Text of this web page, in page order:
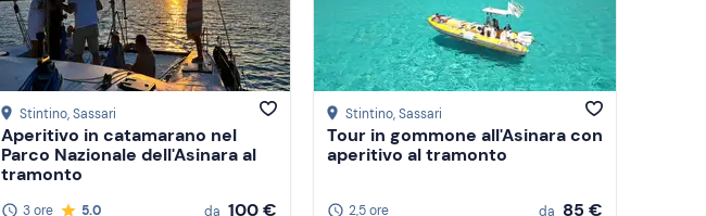
Stintino, Sassari
Aperitivo in catamarano nel
Parco Nazionale dell'Asinara al
tramonto
3 ore
5.0
da 100 €
Stintino, Sassari
Tour in gommone all'Asinara con
aperitivo al tramonto
2,5 ore
da 85 €